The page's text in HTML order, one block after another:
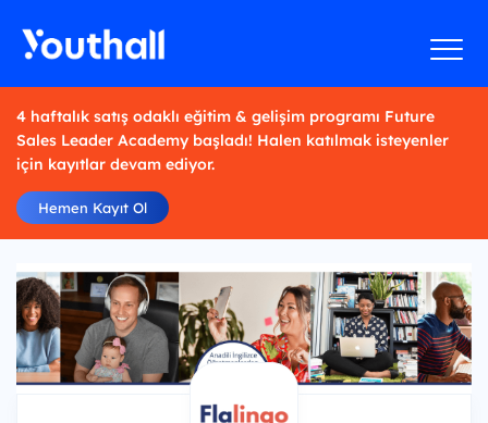
4 haftalık satış odaklı eğitim & gelişim programı Future
Sales Leader Academy başladı! Halen katılmak isteyenler
için kayıtlar devam ediyor.
Hemen Kayıt Ol